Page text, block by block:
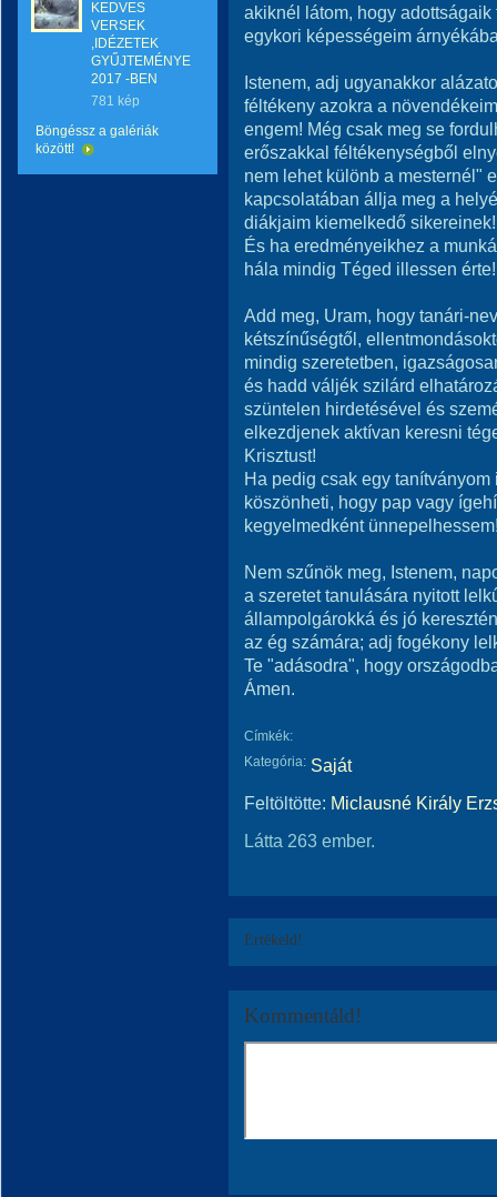
KEDVES
VERSEK
,IDÉZETEK
GYŰJTEMÉNYE
2017 -BEN
781 kép
Böngéssz a galériák
között!
akiknél látom, hogy
egykori képességeim
Istenem, adj ugyanakkor
féltékeny azokra a
engem! Még csak meg se
erőszakkal féltékenységből
nem lehet különb a mesternél"
kapcsolatában állja meg a
diákjaim kiemelkedő sikereinek!
És ha eredményeikhez a
hála mindig Téged illessen érte!
Add meg, Uram, hogy tanári-
kétszínűségtől,
mindig szeretetben,
és hadd váljék szilárd
szüntelen hirdetésével és
elkezdjenek aktívan keresni
Krisztust!
Ha pedig csak egy
köszönheti, hogy pap vagy
kegyelmedként
Nem szűnök meg, Istenem,
a szeretet tanulására nyitott
állampolgárokká és jó
az ég számára; adj fogékony
Te "adásodra", hogy
Ámen.
Címkék:
Kategória: Saját
Feltöltötte: Miclausné Király
Látta 263 ember.
Értékeld!
Kommentáld!